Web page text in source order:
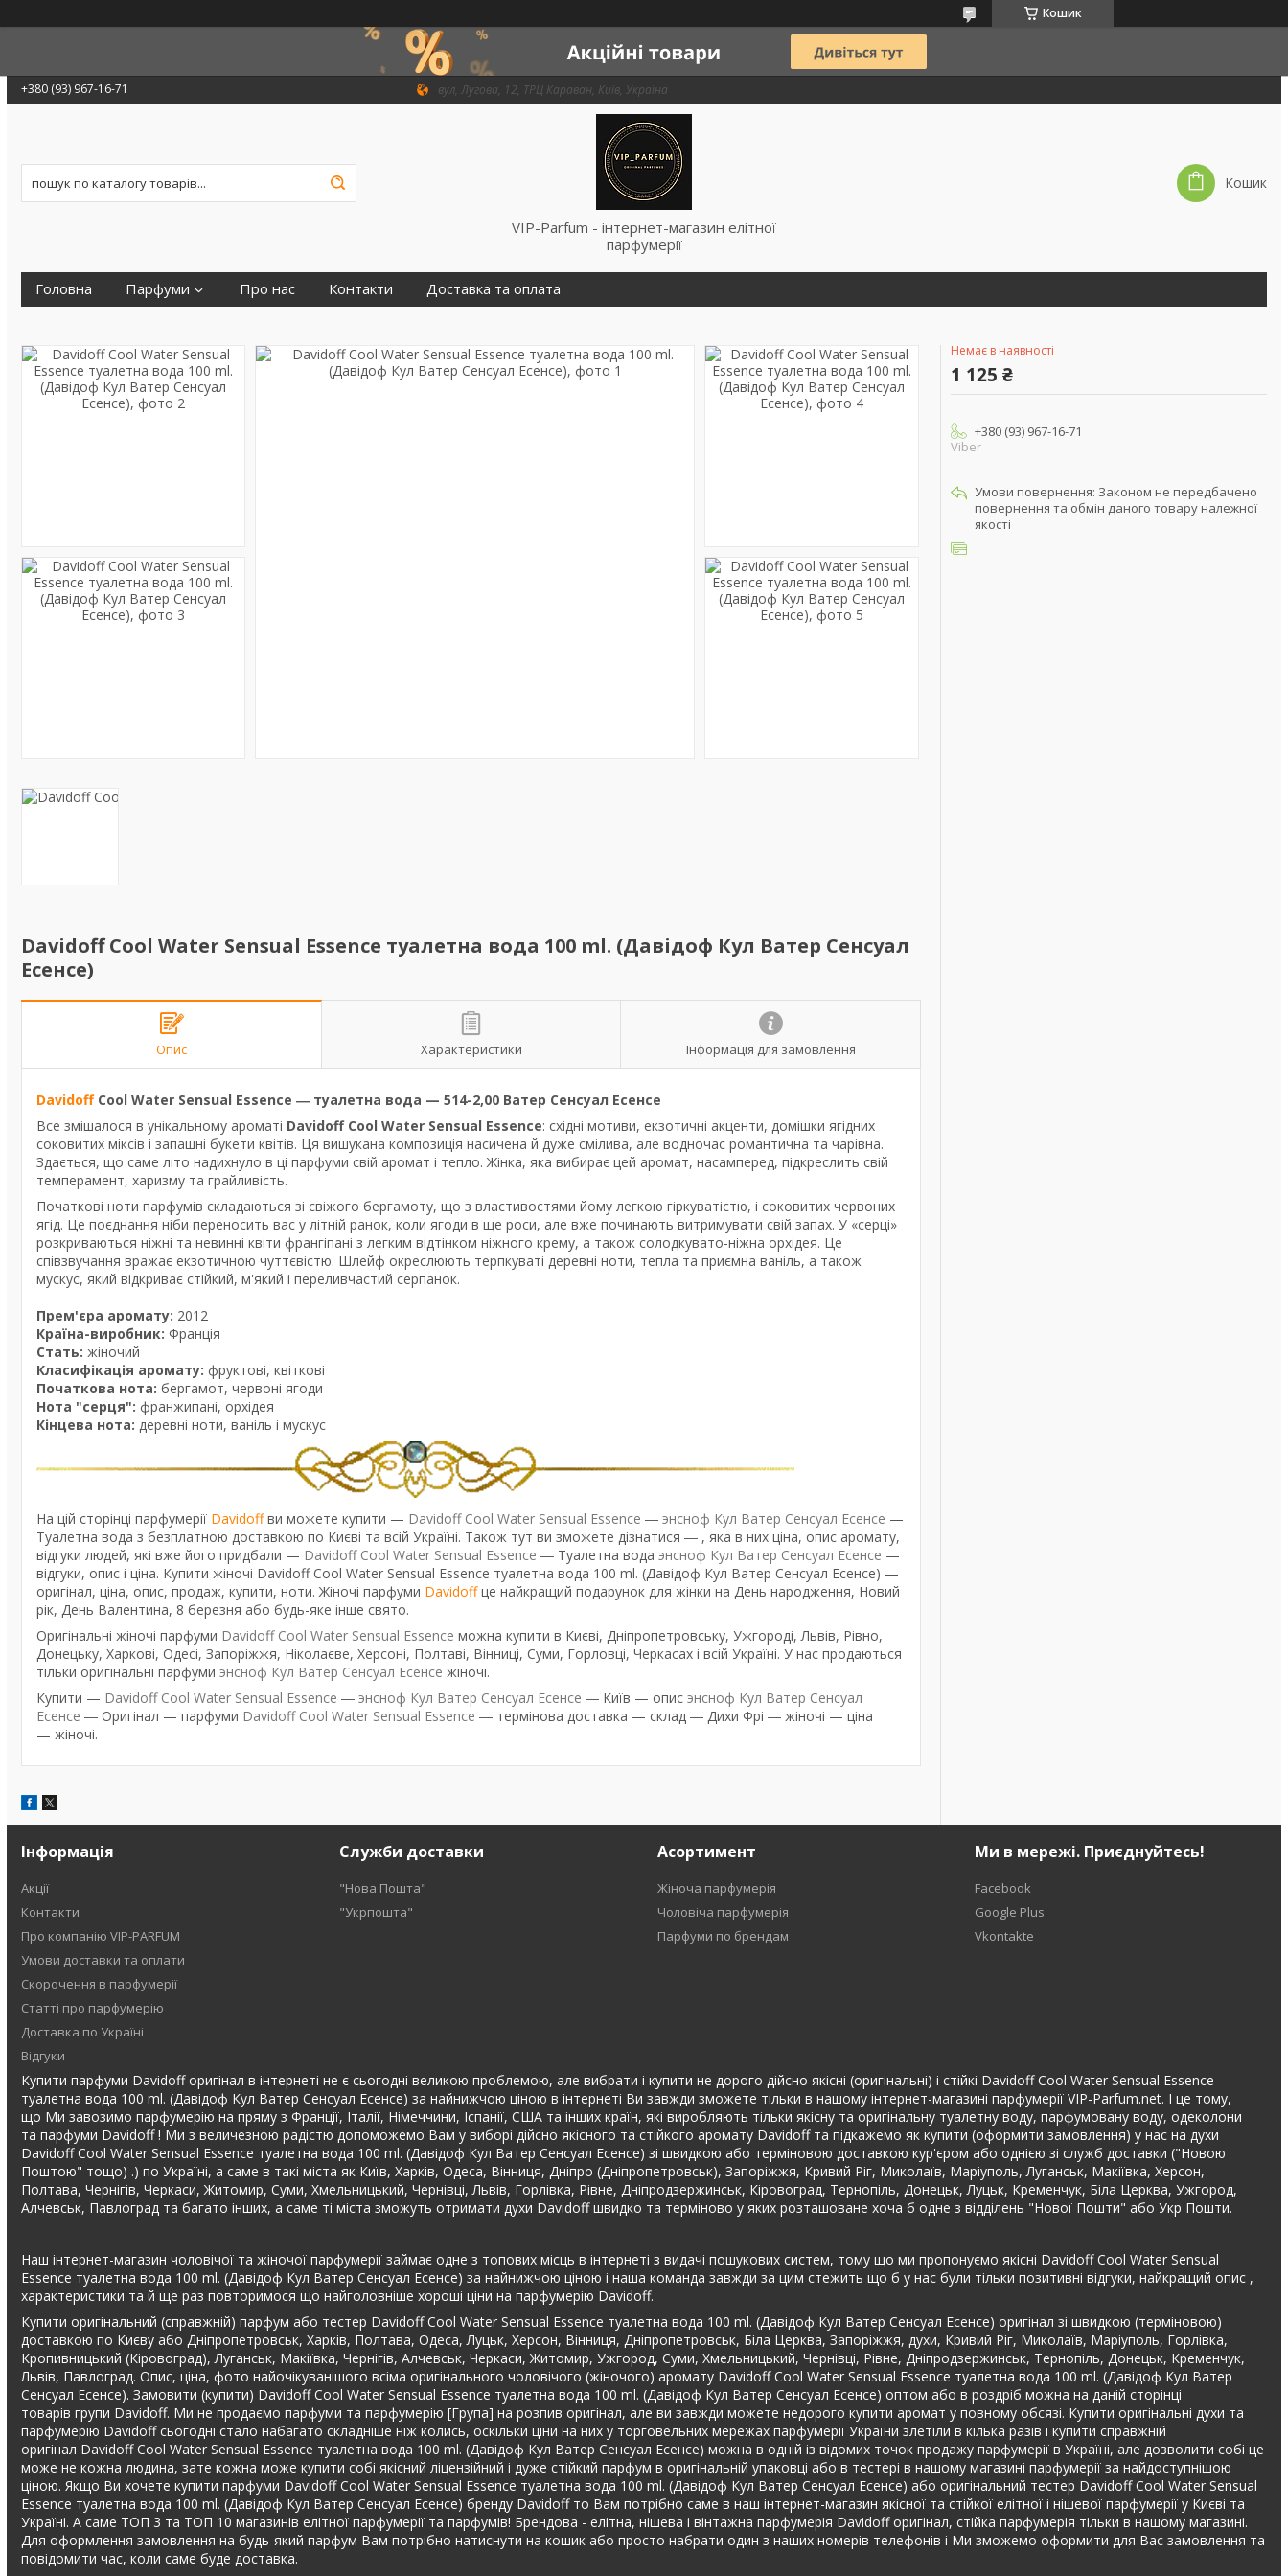
Кошик
+380 (93) 967-16-71 вул, Лугова, 12, ТРЦ Караван, Київ, Україна
VIP-Parfum - інтернет-магазин елітної
парфумерії
Кошик
Головна Парфуми Про нас Контакти Доставка та оплата
Davidoff Cool Water Sensual Essence туалетна вода 100 ml. (Давідоф Кул Ватер Сенсуал
Есенсе)
Опис Характеристики Інформація для замовлення
Davidoff Cool Water Sensual Essence ― туалетна вода — 514-2,00 Ватер Сенсуал Есенсе
Все змішалося в унікальному ароматі Davidoff Cool Water Sensual Essence: східні мотиви, екзотичні акценти, домішки ягідних
соковитих міксів і запашні букети квітів. Ця вишукана композиція насичена й дуже смілива, але водночас романтична та чарівна.
Здається, що саме літо надихнуло в ці парфуми свій аромат і тепло. Жінка, яка вибирає цей аромат, насамперед, підкреслить свій
темперамент, харизму та грайливість.
Початкові ноти парфумів складаються зі свіжого бергамоту, що з властивостями йому легкою гіркуватістю, і соковитих червоних
ягід. Це поєднання ніби переносить вас у літній ранок, коли ягоди в ще роси, але вже починають витримувати свій запах. У «серці»
розкриваються ніжні та невинні квіти франгіпані з легким відтінком ніжного крему, а також солодкувато-ніжна орхідея. Це
співзвучання вражає екзотичною чуттєвістю. Шлейф окреслюють терпкуваті деревні ноти, тепла та приємна ваніль, а також
мускус, який відкриває стійкий, м'який і переливчастий серпанок.
Прем'єра аромату: 2012
Країна-виробник: Франція
Стать: жіночий
Класифікація аромату: фруктові, квіткові
Початкова нота: бергамот, червоні ягоди
Нота "серця": франжипані, орхідея
Кінцева нота: деревні ноти, ваніль і мускус
На цій сторінці парфумерії Davidoffви можете купити — Davidoff Cool Water Sensual Essence ― энсноф Кул Ватер Сенсуал Есенсе —
Туалетна вода з безплатною доставкою по Києві та всій Україні. Також тут ви зможете дізнатися ― , яка в них ціна, опис аромату,
відгуки людей, які вже його придбали — Davidoff Cool Water Sensual Essence ― Туалетна вода энсноф Кул Ватер Сенсуал Есенсе —
відгуки, опис і ціна. Купити жіночі Davidoff Cool Water Sensual Essence туалетна вода 100 ml. (Давідоф Кул Ватер Сенсуал Есенсе) —
оригінал, ціна, опис, продаж, купити, ноти. Жіночі парфуми Davidoffце найкращий подарунок для жінки на День народження, Новий
рік, День Валентина, 8 березня або будь-яке інше свято.
Оригінальні жіночі парфуми Davidoff Cool Water Sensual Essence можна купити в Києві, Дніпропетровську, Ужгороді, Львів, Рівно,
Донецьку, Харкові, Одесі, Запоріжжя, Ніколаєве, Херсоні, Полтаві, Вінниці, Суми, Горловці, Черкасах і всій Україні. У нас продаються
тільки оригінальні парфуми энсноф Кул Ватер Сенсуал Есенсе жіночі.
Купити — Davidoff Cool Water Sensual Essence ― энсноф Кул Ватер Сенсуал Есенсе ― Київ — опис энсноф Кул Ватер Сенсуал
Есенсе ― Оригінал — парфуми Davidoff Cool Water Sensual Essence ― термінова доставка — склад ― Дихи Фрі ― жіночі — ціна
— жіночі.
Немає в наявності
1 125 ₴
+380 (93) 967-16-71
Viber
Законом не передбачено
повернення та обмін даного товару належної
якості
Інформація
Акції
Контакти
Про компанію VIP-PARFUM
Умови доставки та оплати
Скорочення в парфумерії
Статті про парфумерію
Доставка по Україні
Відгуки
Служби доставки
"Нова Пошта"
"Укрпошта"
Асортимент
Жіноча парфумерія
Чоловіча парфумерія
Парфуми по брендам
Ми в мережі. Приєднуйтесь!
Facebook
Google Plus
Vkontakte
Купити парфуми Davidoff оригінал в інтернеті не є сьогодні великою проблемою, але вибрати і купити не дорого дійсно якісні (оригінальні) і стійкі Davidoff Cool Water Sensual Essence
туалетна вода 100 ml. (Давідоф Кул Ватер Сенсуал Есенсе) за найнижчою ціною в інтернеті Ви завжди зможете тільки в нашому інтернет-магазині парфумерії VIP-Parfum.net. І це тому,
що Ми завозимо парфумерію на пряму з Франції, Італії, Німеччини, Іспанії, США та інших країн, які виробляють тільки якісну та оригінальну туалетну воду, парфумовану воду, одеколони
та парфуми Davidoff ! Ми з величезною радістю допоможемо Вам у виборі дійсно якісного та стійкого аромату Davidoff та підкажемо як купити (оформити замовлення) у нас на духи
Davidoff Cool Water Sensual Essence туалетна вода 100 ml. (Давідоф Кул Ватер Сенсуал Есенсе) зі швидкою або терміновою доставкою кур'єром або однією зі служб доставки ("Новою
Поштою" тощо) .) по Україні, а саме в такі міста як Київ, Харків, Одеса, Вінниця, Дніпро (Дніпропетровськ), Запоріжжя, Кривий Ріг, Миколаїв, Маріуполь, Луганськ, Макіївка, Херсон,
Полтава, Чернігів, Черкаси, Житомир, Суми, Хмельницький, Чернівці, Львів, Горлівка, Рівне, Дніпродзержинськ, Кіровоград, Тернопіль, Донецьк, Луцьк, Кременчук, Біла Церква, Ужгород,
Алчевськ, Павлоград та багато інших, а саме ті міста зможуть отримати духи Davidoff швидко та терміново у яких розташоване хоча б одне з відділень "Нової Пошти" або Укр Пошти.
Наш інтернет-магазин чоловічої та жіночої парфумерії займає одне з топових місць в інтернеті з видачі пошукових систем, тому що ми пропонуємо якісні Davidoff Cool Water Sensual
Essence туалетна вода 100 ml. (Давідоф Кул Ватер Сенсуал Есенсе) за найнижчою ціною і наша команда завжди за цим стежить що б у нас були тільки позитивні відгуки, найкращий опис ,
характеристики та й ще раз повторимося що найголовніше хороші ціни на парфумерію Davidoff.
Купити оригінальний (справжній) парфум або тестер Davidoff Cool Water Sensual Essence туалетна вода 100 ml. (Давідоф Кул Ватер Сенсуал Есенсе) оригінал зі швидкою (терміновою)
доставкою по Києву або Дніпропетровськ, Харків, Полтава, Одеса, Луцьк, Херсон, Вінниця, Дніпропетровськ, Біла Церква, Запоріжжя, духи, Кривий Ріг, Миколаїв, Маріуполь, Горлівка,
Кропивницький (Кіровоград), Луганськ, Макіївка, Чернігів, Алчевськ, Черкаси, Житомир, Ужгород, Суми, Хмельницький, Чернівці, Рівне, Дніпродзержинськ, Тернопіль, Донецьк, Кременчук,
Львів, Павлоград. Опис, ціна, фото найочікуванішого всіма оригінального чоловічого (жіночого) аромату Davidoff Cool Water Sensual Essence туалетна вода 100 ml. (Давідоф Кул Ватер
Сенсуал Есенсе). Замовити (купити) Davidoff Cool Water Sensual Essence туалетна вода 100 ml. (Давідоф Кул Ватер Сенсуал Есенсе) оптом або в роздріб можна на даній сторінці
товарів групи Davidoff. Ми не продаємо парфуми та парфумерію [Група] на розпив оригінал, але ви завжди можете недорого купити аромат у повному обсязі. Купити оригінальні духи та
парфумерію Davidoff сьогодні стало набагато складніше ніж колись, оскільки ціни на них у торговельних мережах парфумерії України злетіли в кілька разів і купити справжній
оригінал Davidoff Cool Water Sensual Essence туалетна вода 100 ml. (Давідоф Кул Ватер Сенсуал Есенсе) можна в одній із відомих точок продажу парфумерії в Україні, але дозволити собі це
може не кожна людина, зате кожна може купити собі якісний ліцензійний і дуже стійкий парфум в оригінальній упаковці або в тестері в нашому магазині парфумерії за найдоступнішою
ціною. Якщо Ви хочете купити парфуми Davidoff Cool Water Sensual Essence туалетна вода 100 ml. (Давідоф Кул Ватер Сенсуал Есенсе) або оригінальний тестер Davidoff Cool Water Sensual
Essence туалетна вода 100 ml. (Давідоф Кул Ватер Сенсуал Есенсе) бренду Davidoff то Вам потрібно саме в наш інтернет-магазин якісної та стійкої елітної і нішевої парфумерії у Києві та
Україні. А саме ТОП 3 та ТОП 10 магазинів елітної парфумерії та парфумів! Брендова - елітна, нішева і вінтажна парфумерія Davidoff оригінал, стійка парфумерія тільки в нашому магазині.
Для оформлення замовлення на будь-який парфум Вам потрібно натиснути на кошик або просто набрати один з наших номерів телефонів і Ми зможемо оформити для Вас замовлення та
повідомити час, коли саме буде доставка.